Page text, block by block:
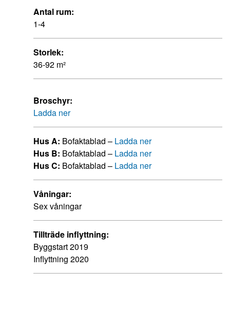
Antal rum:
1-4
Storlek:
36-92 m²
Broschyr:
Ladda ner
Hus A: Bofaktablad – Ladda ner
Hus B: Bofaktablad – Ladda ner
Hus C: Bofaktablad – Ladda ner
Våningar:
Sex våningar
Tillträde inflyttning:
Byggstart 2019
Inflyttning 2020